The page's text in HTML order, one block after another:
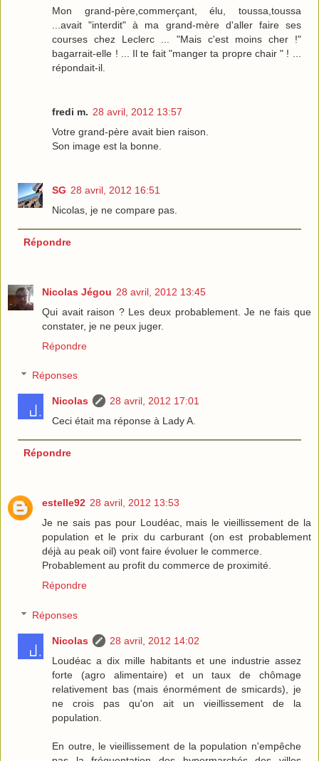
Mon grand-père,commerçant, élu, toussa,toussa
...avait "interdit" à ma grand-mère d'aller faire ses
courses chez Leclerc ... "Mais c'est moins cher !"
bagarrait-elle ! ... Il te fait "manger ta propre chair " ! ...
répondait-il.
fredi m. 28 avril, 2012 13:57
Votre grand-père avait bien raison.
Son image est la bonne.
SG 28 avril, 2012 16:51
Nicolas, je ne compare pas.
Répondre
Nicolas Jégou 28 avril, 2012 13:45
Qui avait raison ? Les deux probablement. Je ne fais que
constater, je ne peux juger.
Répondre
Réponses
Nicolas
28 avril, 2012 17:01
Ceci était ma réponse à Lady A.
Répondre
estelle92 28 avril, 2012 13:53
Je ne sais pas pour Loudéac, mais le vieillissement de la
population et le prix du carburant (on est probablement
déjà au peak oil) vont faire évoluer le commerce.
Probablement au profit du commerce de proximité.
Répondre
Réponses
Nicolas
28 avril, 2012 14:02
Loudéac a dix mille habitants et une industrie assez
forte (agro alimentaire) et un taux de chômage
relativement bas (mais énormément de smicards), je
ne crois pas qu'on ait un vieillissement de la
population.
En outre, le vieillissement de la population n'empêche